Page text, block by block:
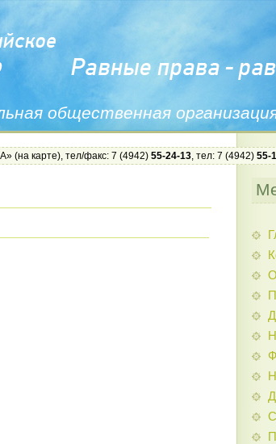
общественная
(на карте), тел/факс: 7 (4942) 55-24-13, тел: 7 (4942) 55-